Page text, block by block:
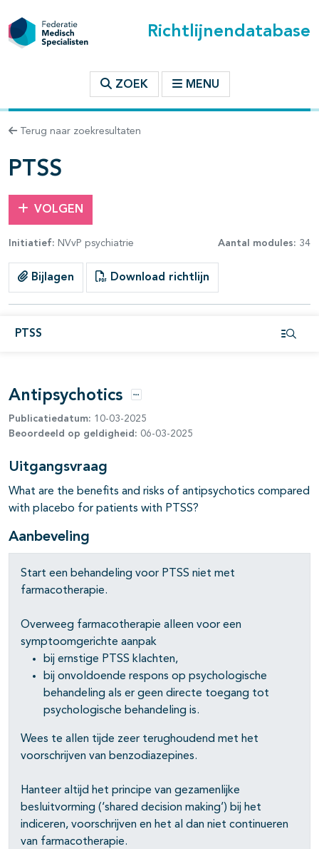
Richtlijnendatabase
ZOEK MENU
Terug naar zoekresultaten
PTSS
VOLGEN
Initiatief: NVvP psychiatrie Aantal modules: 34
Bijlagen Download richtlijn
PTSS
binnen deze richtlijn
open- en dichtklappen
open- en dichtklappen
Antipsychotics Opties
Publicatiedatum: 10-03-2025
Beoordeeld op geldigheid: 06-03-2025
Uitgangsvraag
What are the benefits and risks of antipsychotics compared
with placebo for patients with PTSS?
Aanbeveling
Start een behandeling voor PTSS niet met
farmacotherapie.
Overweeg farmacotherapie alleen voor een
symptoomgerichte aanpak
bij ernstige PTSS klachten,
bij onvoldoende respons op psychologische
behandeling als er geen directe toegang tot
psychologische behandeling is.
Wees te allen tijde zeer terughoudend met het
voorschrijven van benzodiazepines.
Hanteer altijd het principe van gezamenlijke
besluitvorming (‘shared decision making’) bij het
indiceren, voorschrijven en het al dan niet continueren
van farmacotherapie.